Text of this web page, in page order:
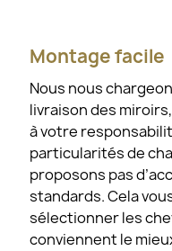
Montage facile
Nous nous
livraison des
à votre
particularités de
proposons pas
standards. Cela
sélectionner les
conviennent le